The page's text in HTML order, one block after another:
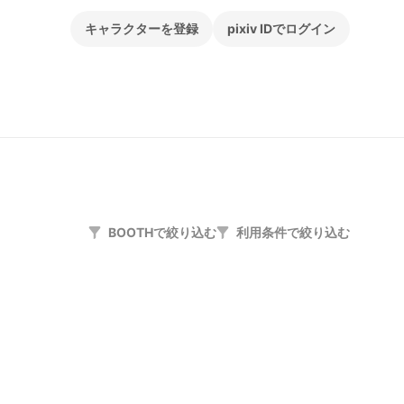
キャラクターを登録 pixiv IDでログイン
BOOTHで絞り込む 利用条件で絞り込む